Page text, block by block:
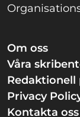
Om oss
Våra
Redaktionell
Privacy
Kontakta oss